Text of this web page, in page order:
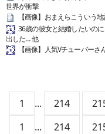
世界が衝撃
【画像】おまえらこういう
36歳の彼女と結婚したいの
出した… 他
【画像】人気Vチューバー
1 ... 214
1
... 214